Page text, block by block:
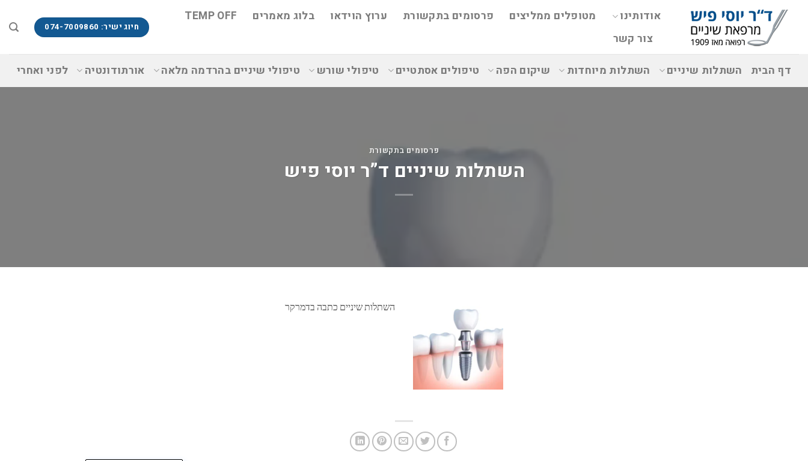
אודותינו מטופלים ממליצים פרסומים בתקשורת ערוץ הוידאו בלוג מאמרים
TEMP OFF
צור קשר
חיוג ישיר: 074-7009860
דף הבית השתלות שיניים השתלות מיוחדות שיקום הפה טיפולים אסתטיים טיפולי שורש טיפולי שיניים בהרדמה מלאה אורתודונטיה לפני ואחרי
פרסומים בתקשורת
השתלות שיניים ד”ר יוסי פיש
השתלות שיניים כתבה בדמרקר